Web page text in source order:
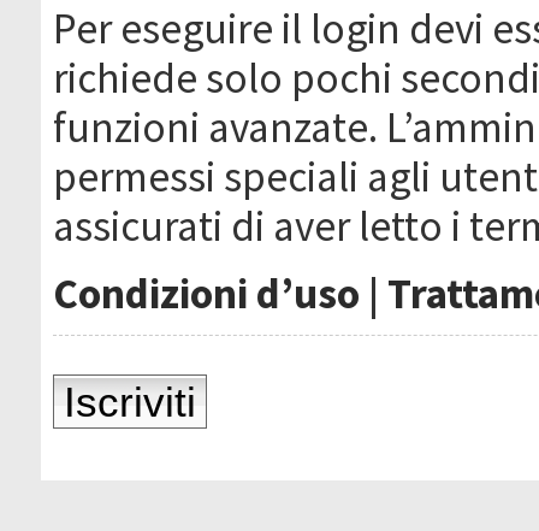
Per eseguire il login devi
richiede solo pochi
funzioni avanzate.
permessi speciali agli
assicurati di aver letto i
Condizioni d’uso |
Iscriviti